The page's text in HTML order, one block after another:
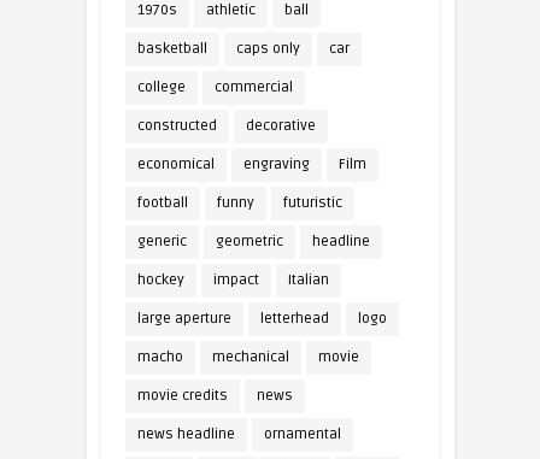
1970s athletic ball
basketball caps only car
college commercial
constructed decorative
economical engraving Film
football funny futuristic
generic geometric headline
hockey impact Italian
large aperture letterhead logo
macho mechanical movie
movie credits news
news headline ornamental